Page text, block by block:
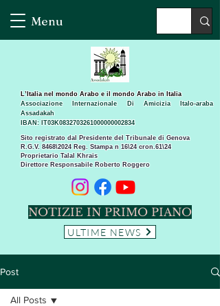
Menu
Sito registrato dal Presidente del Tribunale di Genova
R.G.V. 8468\2024 Reg. Stampa n 16\24 cron.61\24 ​
Proprietario Talal Khrais
Direttore Responsabile Roberto Roggero
L’Italia nel mondo Arabo e il mondo Arabo in Italia
Associazione Internazionale Di Amicizia Italo-araba
Assadakah
IBAN: IT03K0832703261000000002834
NOTIZIE IN PRIMO PIANO
ULTIME NEWS
Post
All Posts